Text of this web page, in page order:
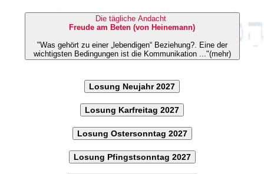
Die tägliche Andacht
Freude am Beten (von Heinemann)
"Was gehört zu einer „lebendigen“ Beziehung?. Eine der
wichtigsten Bedingungen ist die Kommunikation ..."(mehr)
Losung Neujahr 2027
Losung Karfreitag 2027
Losung Ostersonntag 2027
Losung Pfingstsonntag 2027